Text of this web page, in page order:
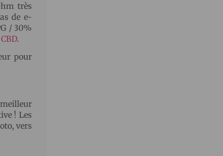
très
de e-
/ 30%
.
pour
! Les
vers